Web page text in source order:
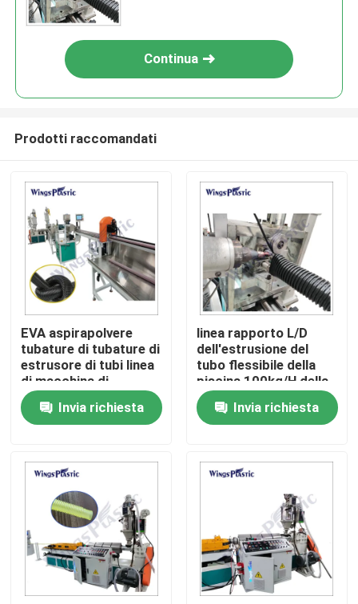
Casa
Prodotti
Circa noi
Giro della fabbrica
Controllo di qualità
Contattici
Continua
Prodotti raccomandati
EVA aspirapolvere
tubature di tubature di
estrusore di tubi linea
di macchina di
estrusione
Invia richiesta
linea rapporto L/D
dell'estrusione del
tubo flessibile della
piscina 100kg/H della
vite dell'alimentazione
elettrica di
220V/380V 301
Invia richiesta